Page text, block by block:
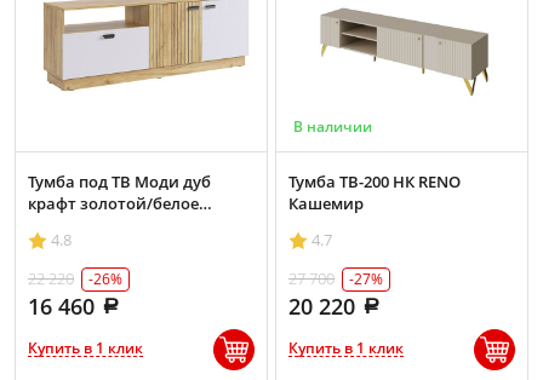
Тумба под ТВ Моди дуб
крафт золотой/белое
4.8
22 220
-26%
16 460
Купить в 1 клик
В наличии
Тумба ТВ-200 НК RENO
Кашемир
4.7
27 700
-27%
20 220
Купить в 1 клик